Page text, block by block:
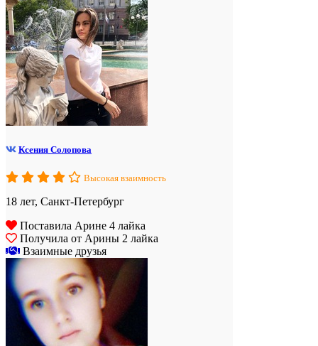
Ксения Солопова
Высокая взаимность
18 лет, Санкт-Петербург
Поставила Арине 4 лайка
Получила от Арины 2 лайка
Взаимные друзья